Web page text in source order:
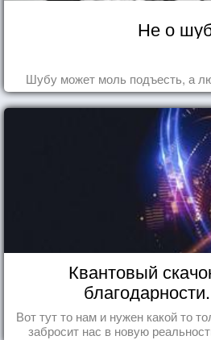
Не о
Шубу может моль подъесть, а
Квантовый
Вот тут то нам и нужен какой то
забросит нас в новую